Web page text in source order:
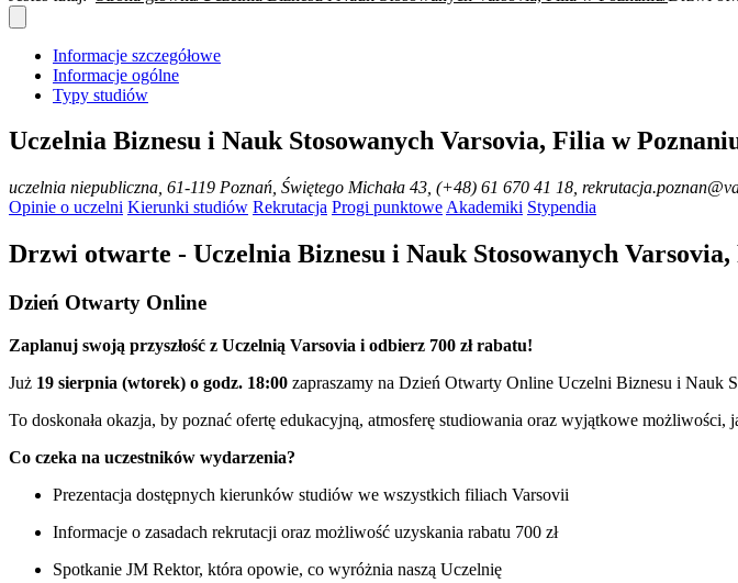
Informacje szczegółowe
Informacje ogólne
Typy studiów
Uczelnia Biznesu i Nauk Stosowanych Varsovia, Filia w
uczelnia niepubliczna , 61-119 Poznań, Świętego Michała 43, (+48) 61 670 41 18,
Opinie o uczelni Kierunki studiów Rekrutacja Progi punktowe Akademiki Stypendia
Drzwi otwarte - Uczelnia Biznesu i Nauk Stosowanych
Dzień Otwarty Online
Zaplanuj swoją przyszłość z Uczelnią Varsovia i odbierz 700 zł rabatu!
Już 19 sierpnia (wtorek) o godz. 18:00 zapraszamy na Dzień Otwarty Online Uczelni Biznesu i Nauk
To doskonała okazja, by poznać ofertę edukacyjną, atmosferę studiowania oraz wyjątkowe
Co czeka na uczestników wydarzenia?
Prezentacja dostępnych kierunków studiów we wszystkich filiach Varsovii
Informacje o zasadach rekrutacji oraz możliwość uzyskania rabatu 700 zł
Spotkanie JM Rektor, która opowie, co wyróżnia naszą Uczelnię